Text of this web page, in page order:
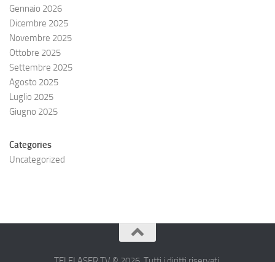
Gennaio 2026
Dicembre 2025
Novembre 2025
Ottobre 2025
Settembre 2025
Agosto 2025
Luglio 2025
Giugno 2025
Categories
Uncategorized